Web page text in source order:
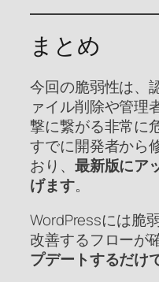
まとめ
今回の脆弱性は、
ァイル削除や管理
撃に繋がる非常に
すでに開発者から
おり、 最新版にア
げます。
WordPressには脆
改善するフローが
プデートするだけ